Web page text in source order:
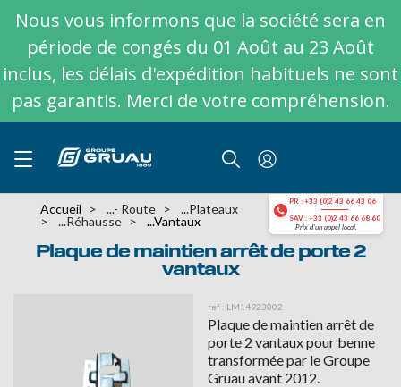
Nous vous informons que la société sera en
période de congés du 01 Août au 23 Août
inclus, les délais d'expédition habituels ne sont
pas garantis. Merci de votre compréhension.
PR : +33 (0)2 43 66 43 06
SAV : +33 (0)2 43 66 68 60
Prix d'un appel local.
Accueil ...- Route
...plateaux
...réhausse
...vantaux
Plaque de maintien arrêt de porte 2
vantaux
ref : LM14923002
Plaque de maintien arrêt de
porte 2 vantaux pour benne
transformée par le Groupe
Gruau avant 2012.